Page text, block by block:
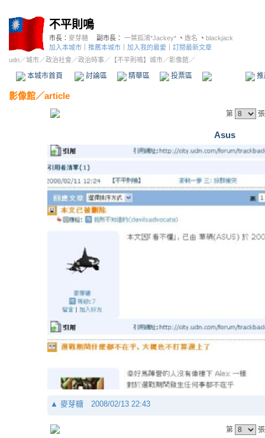
不平則鳴
市長： 麥芽糖 副市長： 一葉孤鴻*Jackey* 、 逸名 、 blackjack
加入本城市
推薦本城市 加入我的最愛
訂閱最新文章
udn／城市／政治社會 ／政治時事／ 【不平則鳴】城市／影像館／
本城市首頁 討論區 精華區 投票區 影像館
影像館／article
第
Asus
▲ 麥芽糖 2008/02/13 22:43
第